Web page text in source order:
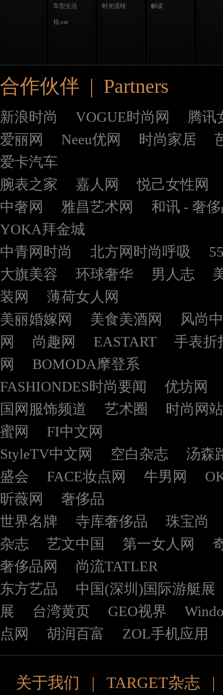
车型生活
炫-car
时光流转 解读
合作伙伴 | Partners
新浪时尚 VOGUE时尚网
腾讯
爱丽网
Neeu优网 时尚家居
爱卡汽车
腕表之家
嘉人网
悦己女性网
中奢网
雅昌艺术网
和讯 - 奢
YOKA拜金城
中青网时尚
北方网时尚呼吸
大旗美容
环球奢华 男人志
装网
薄荷女人网
美丽婚嫁网
美食美酒网
风尚
网
尚趣网 EASTART
手表折
网
BOMODA摩登系
FASHIONDES时尚要闻
优坊网
国网服饰频道
艺术圈
时尚网站
蜜网
FI中文网
StyleTV中文网
空白杂志
汤森
盛会
FACE妆点网 牛男网
昕薇网
奢侈品
世界名牌
寺库奢侈品
珠宝尚
杂志
艺文中国 第一女人网
奢侈品网
尚流TATLER
东方艺品
中国(深圳)国际游艇展
展
台湾黄页 GEO视界
点网
胡润百富 ZOL手机应用
关于我们 | TARGET杂志